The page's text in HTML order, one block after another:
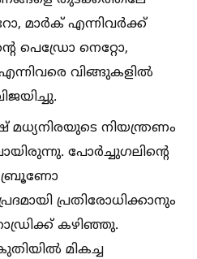
മാർക് എന്നിവർക്ക്
പെഡ്രോ നെറ്റോ,
വിങ്ങുകളില്‍
നിയന്ത്രണം
പോർച്ചുഗലിന്റെ
ബ്രൂണോ
പ്രതിരോധിക്കാനും
കഴിഞ്ഞു.
മികച്ച